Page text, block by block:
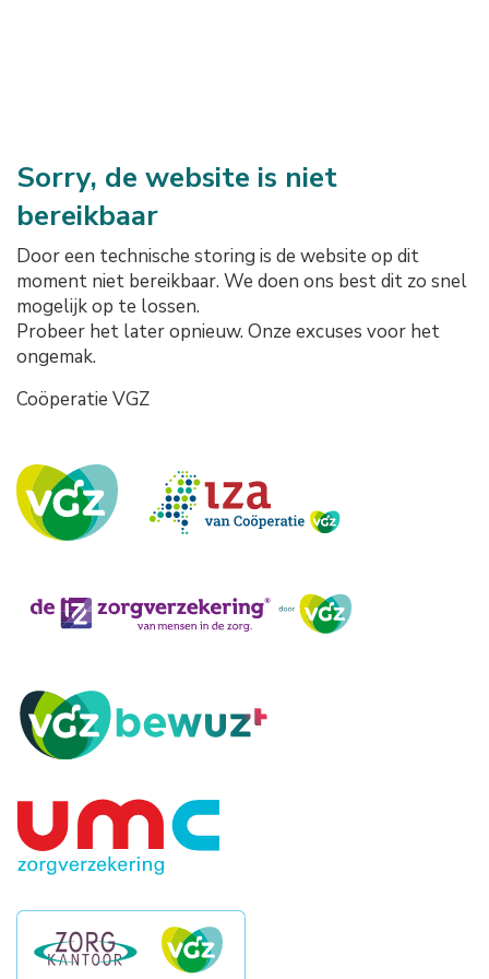
Sorry, de website is niet
bereikbaar
Door een technische storing is de website op dit
moment niet bereikbaar. We doen ons best dit zo snel
mogelijk op te lossen.
Probeer het later opnieuw. Onze excuses voor het
ongemak.
Coöperatie VGZ